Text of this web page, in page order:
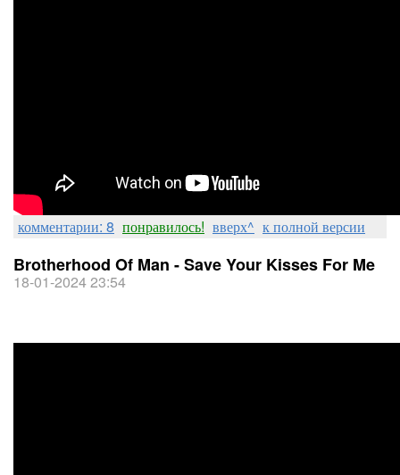
комментарии: 8 понравилось! вверх^ к полной версии
Brotherhood Of Man - Save Your Kisses For Me
18-01-2024 23:54